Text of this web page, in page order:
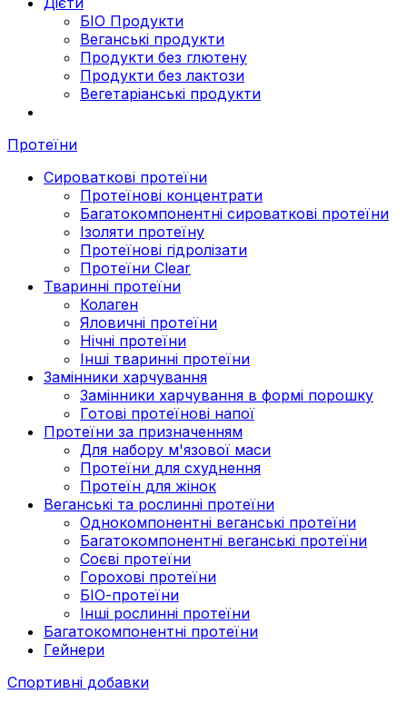
БІО Продукти
Веганські продукти
Продукти без глютену
Продукти без лактози
Вегетаріанські продукти
Протеїни
Сироваткові протеїни
Протеїнові концентрати
Багатокомпонентні сироваткові протеїни
Ізоляти протеїну
Протеїнові гідролізати
Протеїни Clear
Тваринні протеїни
Колаген
Яловичні протеїни
Нічні протеїни
Інші тваринні протеїни
Замінники харчування
Замінники харчування в формі порошку
Готові протеїнові напої
Протеїни за призначенням
Для набору м'язової маси
Протеїни для схуднення
Протеїн для жінок
Веганські та рослинні протеїни
Однокомпонентні веганські протеїни
Багатокомпонентні веганські протеїни
Cоєві протеїни
Горохові протеїни
БІО-протеїни
Інші рослинні протеїни
Багатокомпонентні протеїни
Гейнери
Спортивні добавки